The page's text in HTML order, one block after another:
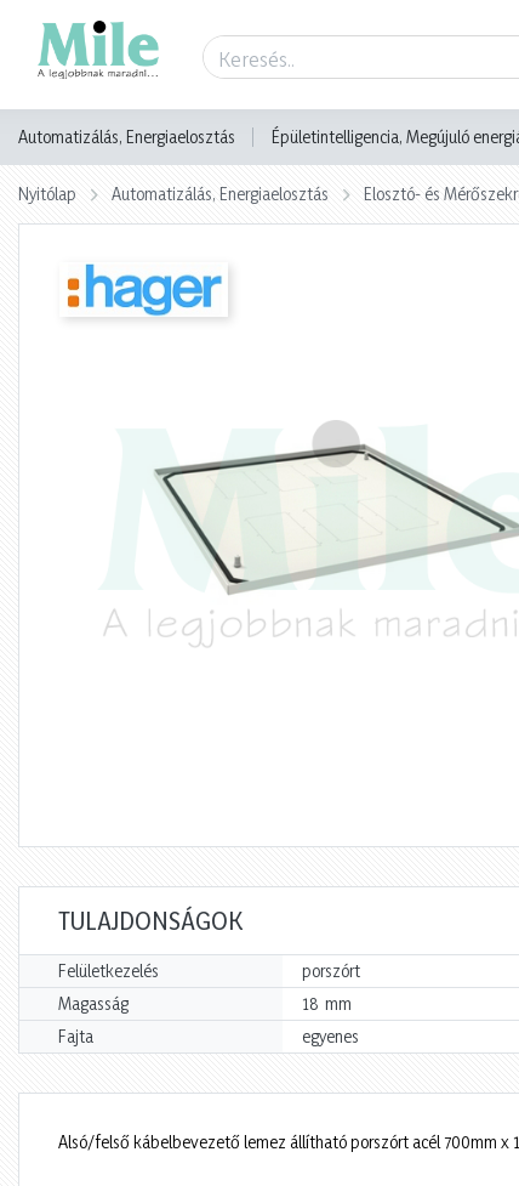
Automatizálás, Energiaelosztás Épületintelligencia, Megújuló
Nyitólap Automatizálás, Energiaelosztás Elosztó- és
TULAJDONSÁGOK
Felületkezelés porszórt
Magasság 18 mm
Fajta
egyenes
Alsó/felső kábelbevezető lemez állítható porszórt acél 700mm x
Termék adatlap